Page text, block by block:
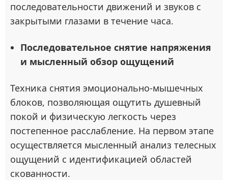
последовательности движений и звуков с
закрытыми глазами в течение часа.
Последовательное снятие напряжения
и мысленный обзор ощущений
Техника снятия эмоционально-мышечных
блоков, позволяющая ощутить душевный
покой и физическую легкость через
постепенное расслабление. На первом этапе
осуществляется мысленный анализ телесных
ощущений с идентификацией областей
скованности.